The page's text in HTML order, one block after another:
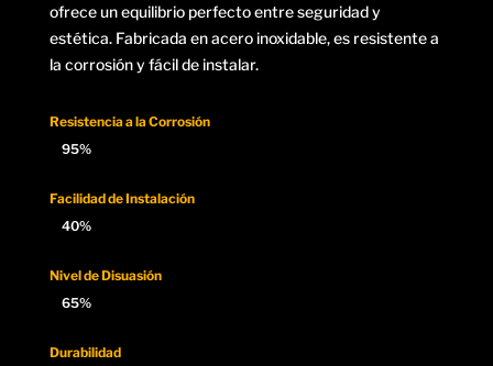
ofrece un equilibrio perfecto entre seguridad y
estética. Fabricada en acero inoxidable, es resistente a
la corrosión y fácil de instalar.
Resistencia a la Corrosión
95%
95%
Facilidad de Instalación
40%
40%
Nivel de Disuasión
65%
65%
Durabilidad